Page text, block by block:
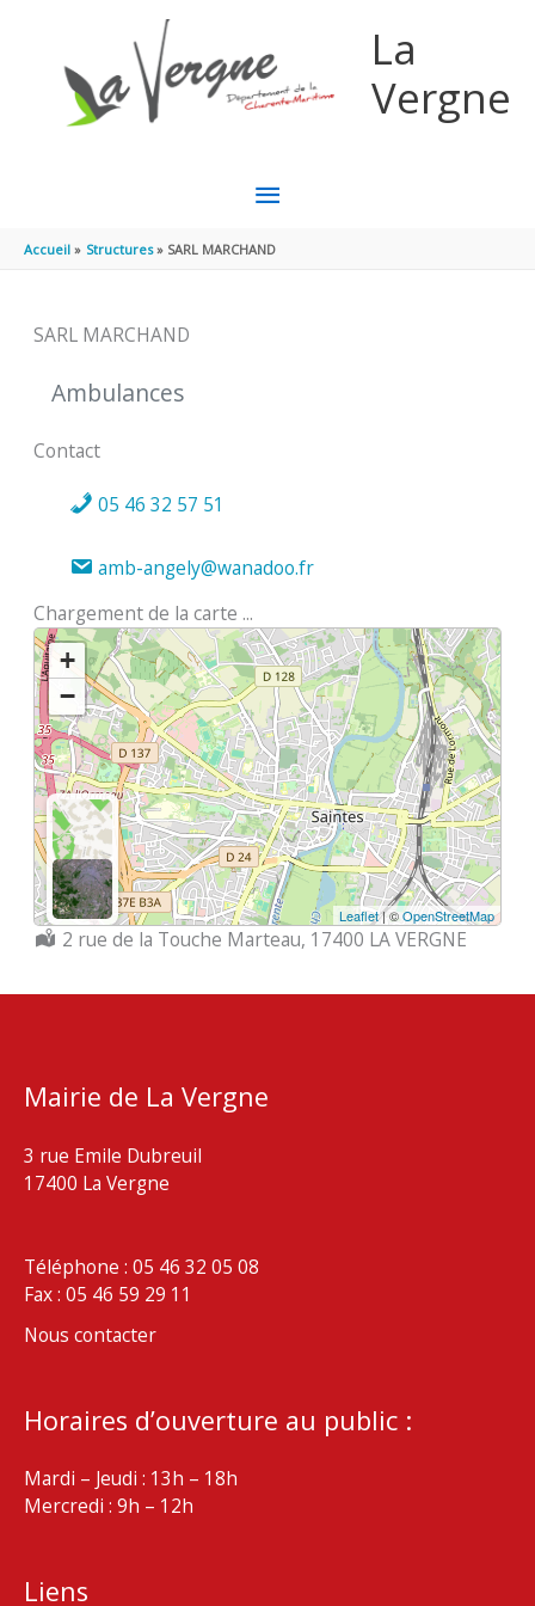
La
Vergne
MENU
PRINCIPAL
Accueil Structures SARL MARCHAND
SARL MARCHAND
Ambulances
Contact
05 46 32 57 51
amb-angely@wanadoo.fr
Chargement de la carte ...
+
−
Leaflet| ©OpenStreetMap
Localisation :
2 rue de la Touche Marteau, 17400 LA VERGNE
Mairie de La Vergne
3 rue Emile Dubreuil
17400 La Vergne
Téléphone : 05 46 32 05 08
Fax : 05 46 59 29 11
Nous contacter
Horaires d’ouverture au public :
Mardi – Jeudi : 13h – 18h
Mercredi : 9h – 12h
Liens